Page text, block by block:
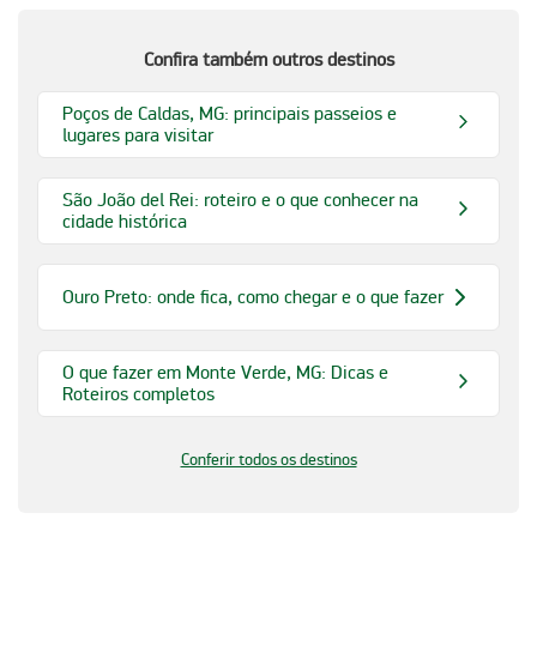
Confira também outros destinos
Poços de Caldas, MG: principais passeios e
lugares para visitar
São João del Rei: roteiro e o que conhecer na
cidade histórica
Ouro Preto: onde fica, como chegar e o que fazer
O que fazer em Monte Verde, MG: Dicas e
Roteiros completos
Conferir todos os destinos